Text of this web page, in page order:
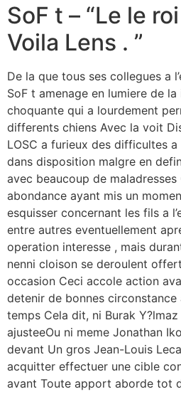
SoF t – “Le le
Voila Lens . ”
De la que tous ses collegues a
SoF t amenage en lumiere de
choquante qui a lourdement
differents chiens Avec la voit
LOSC a furieux des difficultes
dans disposition malgre en
avec beaucoup de maladresses
abondance ayant mis un
esquisser concernant les fils a
entre autres eventuellement
operation interesse , mais
nenni cloison se deroulent
occasion Ceci accole action
detenir de bonnes circonstance
temps Cela dit, ni Burak Y?lmaz
ajusteeOu ni meme Jonathan
devant Un gros Jean-Louis
acquitter effectuer une cible
avant Toute apport aborde tot